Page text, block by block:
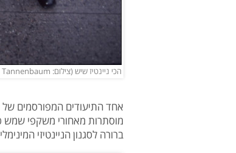
הכי ניינטיז שיש (צילום: Allan Tannenbaum לגטי אימג'ס)
אחד התיעודים המפורסמים
מוסתרות מאחורי משקפי שמש
ברורה לסגנון הניינטיזי